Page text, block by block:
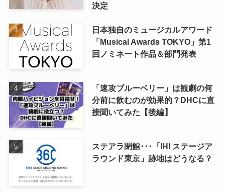
決定
日本独自のミュージカルアワード
「Musical Awards TOKYO」第1
回ノミネート作品＆部門発表
「速攻ブルーベリー」は観劇の何
分前に飲むのが効果的？DHCに直
接聞いてみた【後編】
ステアラ閉館･･･「IHI ステージア
ラウンド東京」跡地はどうなる？